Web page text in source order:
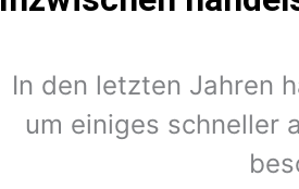
In den letzten Jahren
um einiges schneller